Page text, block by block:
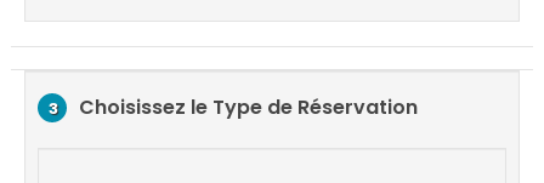
3 Choisissez le Type de Réservation